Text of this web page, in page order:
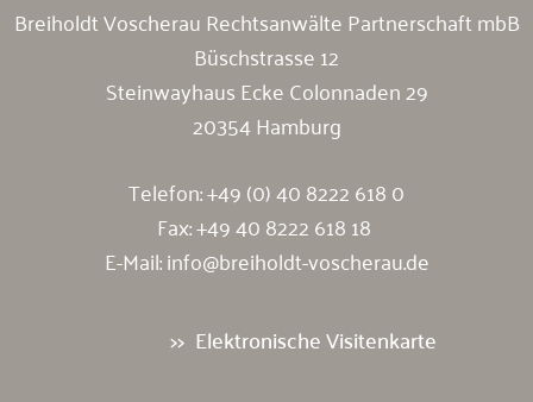
Breiholdt Voscherau Rechtsanwälte Partnerschaft mbB
Büschstrasse 12
Steinwayhaus Ecke Colonnaden 29
20354 Hamburg
Telefon:+49 (0) 40 8222 618 0
Fax: +49 40 8222 618 18
E-Mail:info@breiholdt-voscherau.de
Elektronische Visitenkarte